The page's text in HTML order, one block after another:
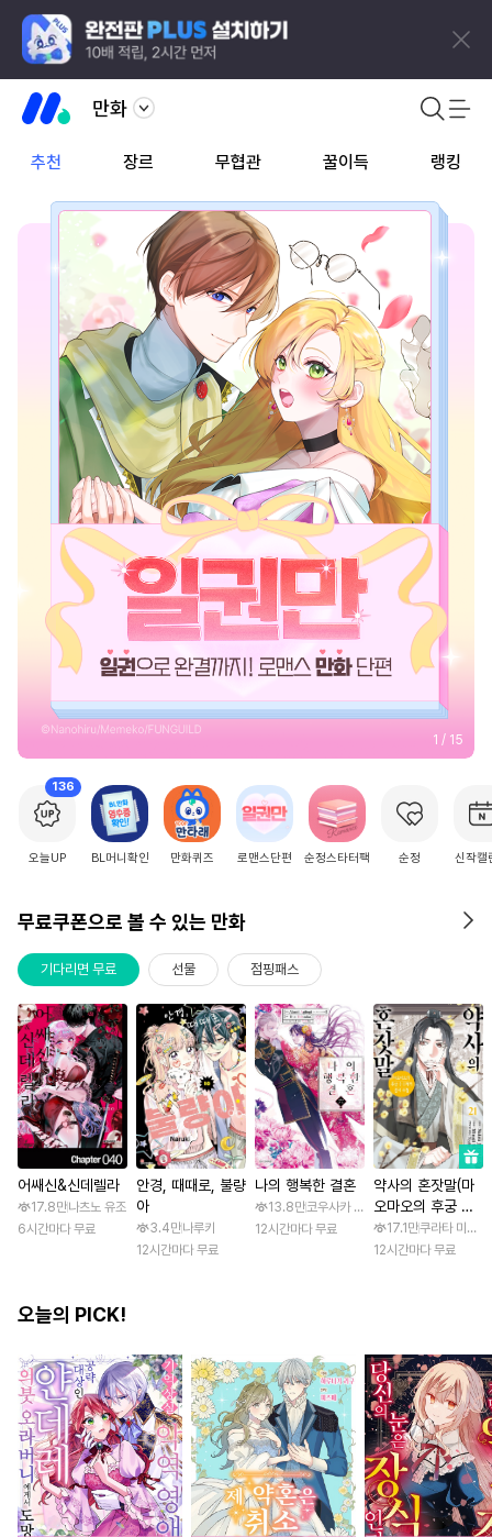
만화
추천 장르 무협관 꿀이득 랭킹
2 / 15
136
오늘UP BL머니확인 만화퀴즈 로맨스단편 순정스타터팩 순정 신작캘
무료쿠폰으로 볼 수 있는 만화
기다리면 무료 선물 점핑패스
어쌔신&신데렐라
17.8만나츠노 유조
6시간마다 무료
안경, 때때로, 불량
아
3.4만나루키
12시간마다 무료
나의 행복한 결혼
13.8만코우사카 리토 / 아기토기 아쿠미
12시간마다 무료
약사의 혼잣말(마
오마오의 후궁 수
수께끼 풀이수첩)
17.1만쿠라타 미노
12시간마다 무료
오늘의 PICK!